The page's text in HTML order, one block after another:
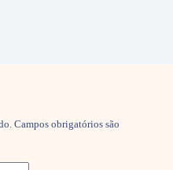
Campos obrigatórios são